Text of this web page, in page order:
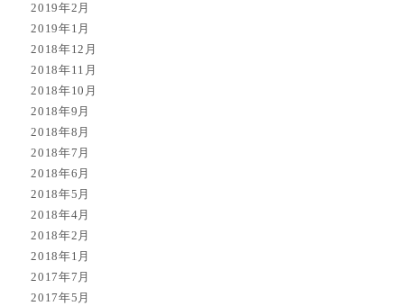
2019年2月
2019年1月
2018年12月
2018年11月
2018年10月
2018年9月
2018年8月
2018年7月
2018年6月
2018年5月
2018年4月
2018年2月
2018年1月
2017年7月
2017年5月